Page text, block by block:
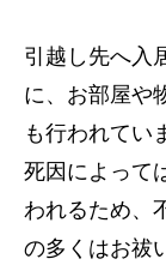
引越し先へ入
に、お部屋や
も行われてい
死因によって
われるため、
の多くはお祓